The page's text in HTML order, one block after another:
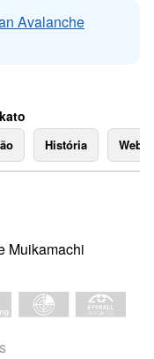
Avalanche
História
Muikamachi